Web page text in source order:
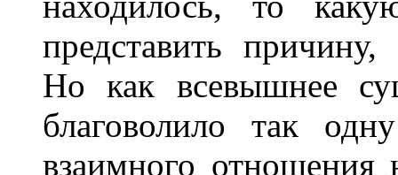
представить
Но как всевышнее
благоволило так
взаимного